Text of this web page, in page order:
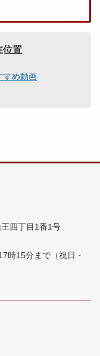
位置
すめ動画
四丁目1番1号
時15分まで （祝日・